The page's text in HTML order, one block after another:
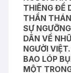
THIÊNG ĐỂ
THẦN
SỰ
DÂN VỀ
NGƯỜI
BAO LÓP
MỘT